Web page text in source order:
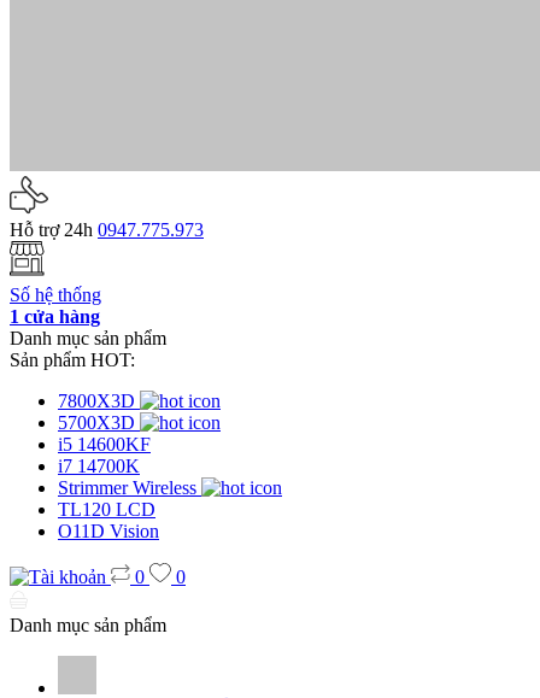
Hỗ trợ 24h 0947.775.973
Số hệ thống
1 cửa hàng
Danh mục sản phẩm
Sản phẩm HOT:
7800X3D
5700X3D
i5 14600KF
i7 14700K
Strimmer Wireless
TL120 LCD
O11D Vision
0 0
Danh mục sản phẩm